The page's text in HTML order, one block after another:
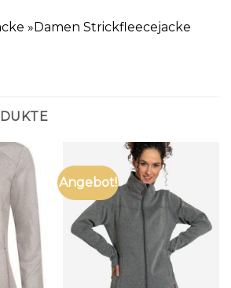
»Damen Strickfleecejacke
Angebot!